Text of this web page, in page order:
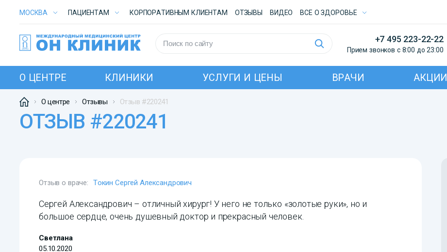
МОСКВА ПАЦИЕНТАМ КОРПОРАТИВНЫМ КЛИЕНТАМ ОТЗЫВЫ ВИДЕО ВСE О ЗДОРОВЬЕ
+7 495 223-22-22
Прием звонков с 8:00 до 23:00
О ЦЕНТРЕ КЛИНИКИ УСЛУГИ И ЦЕНЫ ВРАЧИ АКЦИИ
О центре Отзывы Отзыв #220241
ОТЗЫВ #220241
Отзыв о враче: Токин Сергей Александрович
Сергей Александрович – отличный хирург! У него не только «золотые руки», но и
большое сердце, очень душевный доктор и прекрасный человек.
Светлана
05.10.2020